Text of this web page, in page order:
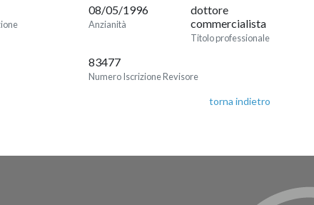
08/05/1996
Anzianità
dottore
commercialista
Titolo professionale
83477
Numero Iscrizione Revisore
torna indietro